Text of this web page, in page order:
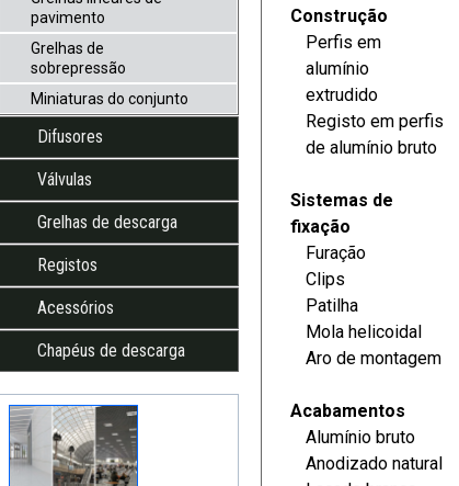
pavimento
Grelhas de
sobrepressão
Miniaturas do conjunto
Difusores
Válvulas
Grelhas de descarga
Registos
Acessórios
Chapéus de descarga
Construção
Perfis em
alumínio
extrudido
Registo em perfis
de alumínio bruto
Sistemas de
fixação
Furação
Clips
Patilha
Mola helicoidal
Aro de montagem
Acabamentos
Alumínio bruto
Anodizado natural